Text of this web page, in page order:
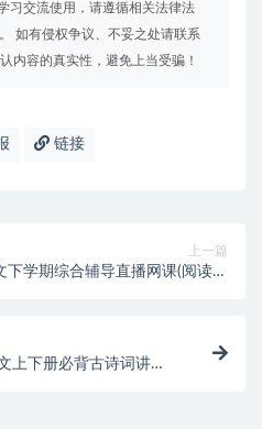
习交流使用，请遵循相关法律法
如有侵权争议、不妥之处请联系
内容的真实性，避免上当受骗！
链接
上一篇
下学期综合辅导直播网课(阅读写
上下册必背古诗词讲解